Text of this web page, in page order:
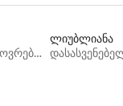
დასასვენებელი საცხოვრებლები
ლიუბლიანა